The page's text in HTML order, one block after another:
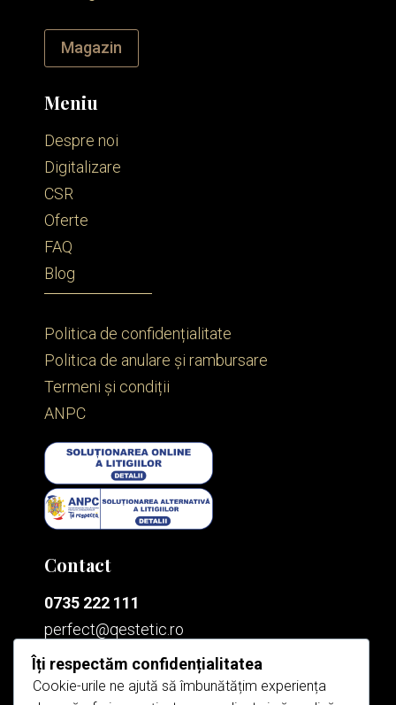
Magazin
Meniu
Despre noi
Digitalizare
CSR
Oferte
FAQ
Blog
Politica de confidențialitate
Politica de anulare și rambursare
Termeni și condiții
ANPC
Contact
0735 222 111
perfect@qestetic.ro
Îți respectăm confidențialitatea
Cookie-urile ne ajută să îmbunătățim experiența